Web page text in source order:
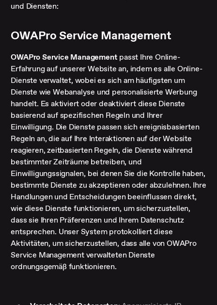
und Diensten:
OWAPro Service Management
OWAPro Service Management passt Ihre Online-
Erfahrung auf unserer Website an, indem es alle Online-
Dienste verwaltet, wobei es sich am häufigsten um
Dienste wie Webanalyse und personalisierte Werbung
handelt. Es aktiviert oder deaktiviert diese Dienste
basierend auf spezifischen Regeln und Ihrer
Einwilligung. Die Dienste passen sich ereignisbasierten
Regeln an, die auf Ihre Interaktionen auf der Website
reagieren, zeitbasierten Regeln, die Dienste während
bestimmter Zeiträume betreiben, und
Einwilligungssignalen, bei denen Sie die Kontrolle haben,
bestimmte Dienste zu akzeptieren oder abzulehnen. Ihre
Handlungen und Entscheidungen beeinflussen direkt,
wie diese Dienste funktionieren, um sicherzustellen,
dass sie Ihren Präferenzen und Ihrem Datenschutz
entsprechen. Unser System protokolliert diese
Aktivitäten, um sicherzustellen, dass alle von OWAPro
Service Management verwalteten Dienste
ordnungsgemäß funktionieren.